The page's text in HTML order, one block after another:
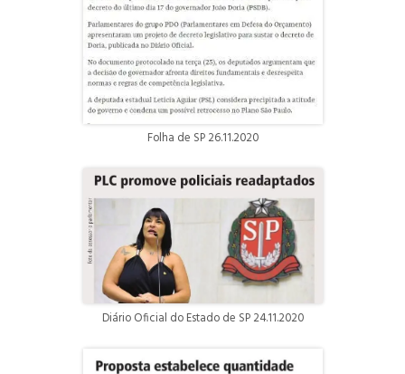
Folha de SP 26.11.2020
Diário Oficial do Estado de SP 24.11.2020